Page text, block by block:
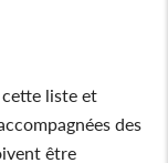
liste et
des
être